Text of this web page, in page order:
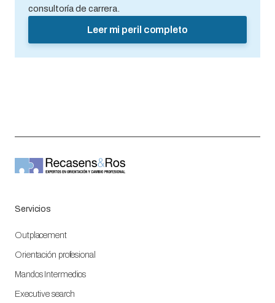
consultoría de carrera.
Leer mi peril completo
Servicios
Outplacement
Orientación profesional
Mandos Intermedios
Executive search